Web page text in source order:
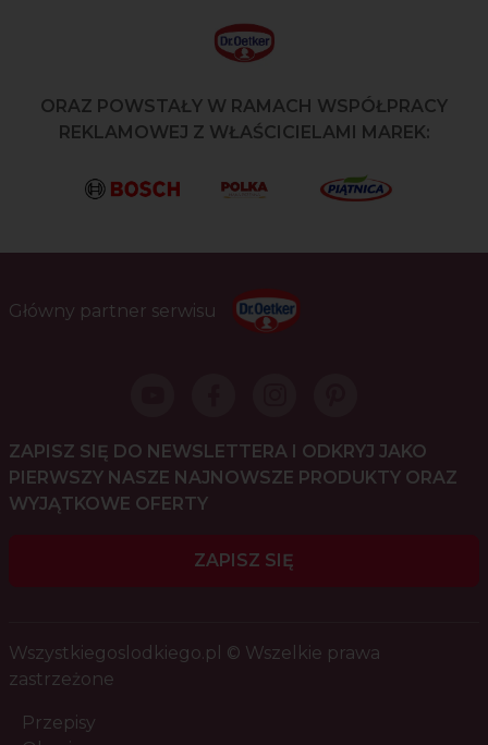
ORAZ POWSTAŁY W RAMACH WSPÓŁPRACY
REKLAMOWEJ Z WŁAŚCICIELAMI MAREK:
Główny partner serwisu
ZAPISZ SIĘ DO NEWSLETTERA I ODKRYJ JAKO
PIERWSZY NASZE NAJNOWSZE PRODUKTY ORAZ
WYJĄTKOWE OFERTY
ZAPISZ SIĘ
Wszystkiegoslodkiego.pl © Wszelkie prawa
zastrzeżone
Przepisy